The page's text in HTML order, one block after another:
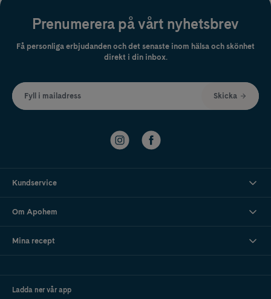
Prenumerera på vårt nyhetsbrev
Få personliga erbjudanden och det senaste inom hälsa och skönhet
direkt i din inbox.
Fyll i mailadress Skicka
Kundservice
Om Apohem
Mina recept
Ladda ner vår app